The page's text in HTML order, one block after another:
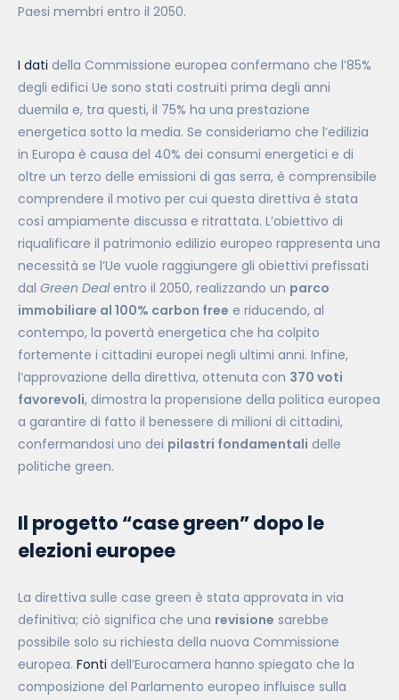
Paesi membri entro il 2050.
I dati della Commissione europea confermano che l’85%
degli edifici Ue sono stati costruiti prima degli anni
duemila e, tra questi, il 75% ha una prestazione
energetica sotto la media. Se consideriamo che l’edilizia
in Europa è causa del 40% dei consumi energetici e di
oltre un terzo delle emissioni di gas serra, è comprensibile
comprendere il motivo per cui questa direttiva è stata
così ampiamente discussa e ritrattata. L’obiettivo di
riqualificare il patrimonio edilizio europeo rappresenta una
necessità se l’Ue vuole raggiungere gli obiettivi prefissati
dal Green Dealentro il 2050, realizzando un parco
immobiliare al 100% carbon free e riducendo, al
contempo, la povertà energetica che ha colpito
fortemente i cittadini europei negli ultimi anni. Infine,
l’approvazione della direttiva, ottenuta con 370 voti
favorevoli, dimostra la propensione della politica europea
a garantire di fatto il benessere di milioni di cittadini,
confermandosi uno dei pilastri fondamentali delle
politiche green.
Il progetto “case green” dopo le
elezioni europee
La direttiva sulle case green è stata approvata in via
definitiva; ciò significa che una revisione sarebbe
possibile solo su richiesta della nuova Commissione
europea. Fonti dell’Eurocamera hanno spiegato che la
composizione del Parlamento europeo influisce sulla